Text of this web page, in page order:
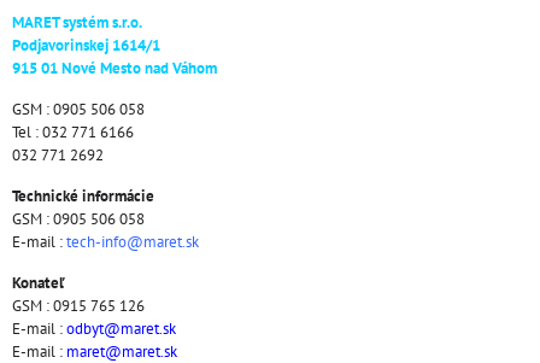
MARET systém s.r.o.
Podjavorinskej 1614/1
915 01 Nové Mesto nad Váhom
GSM : 0905 506 058
Tel : 032 771 6166
032 771 2692
Technické informácie
GSM : 0905 506 058
E-mail :tech-info@maret.sk
Konateľ
GSM : 0915 765 126
E-mail :odbyt@maret.sk
E-mail : maret@maret.sk